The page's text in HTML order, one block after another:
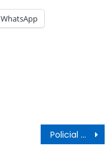
WhatsApp
Policial militar é assassinado a tiros em fazenda no interior da Bahia